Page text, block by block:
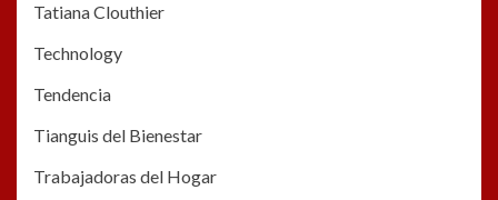
Tatiana Clouthier
Technology
Tendencia
Tianguis del Bienestar
Trabajadoras del Hogar